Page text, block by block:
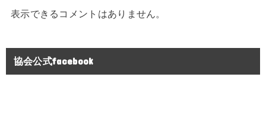
表示できるコメントはありません。
協会公式facebook